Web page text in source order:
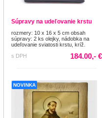
Súpravy na udeľovanie krstu
rozmery: 10 x 16 x 5 cm obsah
súpravy: 2 ks olejky, nádobka na
udeľovanie sviatosti krstu, kríž.
s DPH
184.00,- €
NOVINKA